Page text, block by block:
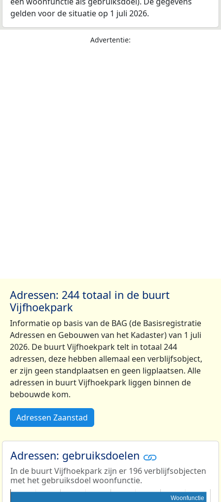
gelden voor de situatie op 1 juli 2026.
Advertentie:
Adressen: 244 totaal in de buurt
Vijfhoekpark
Informatie op basis van de BAG (de Basisregistratie
Adressen en Gebouwen van het Kadaster) van 1 juli
2026. De buurt Vijfhoekpark telt in totaal 244
adressen, deze hebben allemaal een verblijfsobject,
er zijn geen standplaatsen en geen ligplaatsen. Alle
adressen in buurt Vijfhoekpark liggen binnen de
bebouwde kom.
Adressen Zaanstad
Adressen: gebruiksdoelen
In de buurt Vijfhoekpark zijn er 196 verblijfsobjecten
met het gebruiksdoel woonfunctie.
Woonfunctie